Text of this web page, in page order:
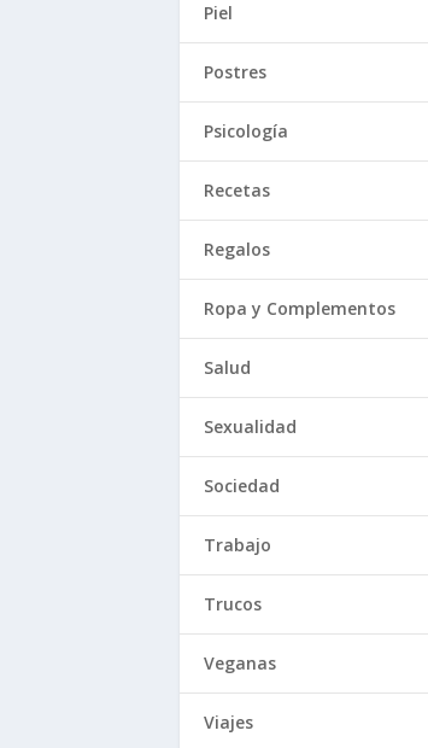
Piel
Postres
Psicología
Recetas
Regalos
Ropa y Complementos
Salud
Sexualidad
Sociedad
Trabajo
Trucos
Veganas
Viajes